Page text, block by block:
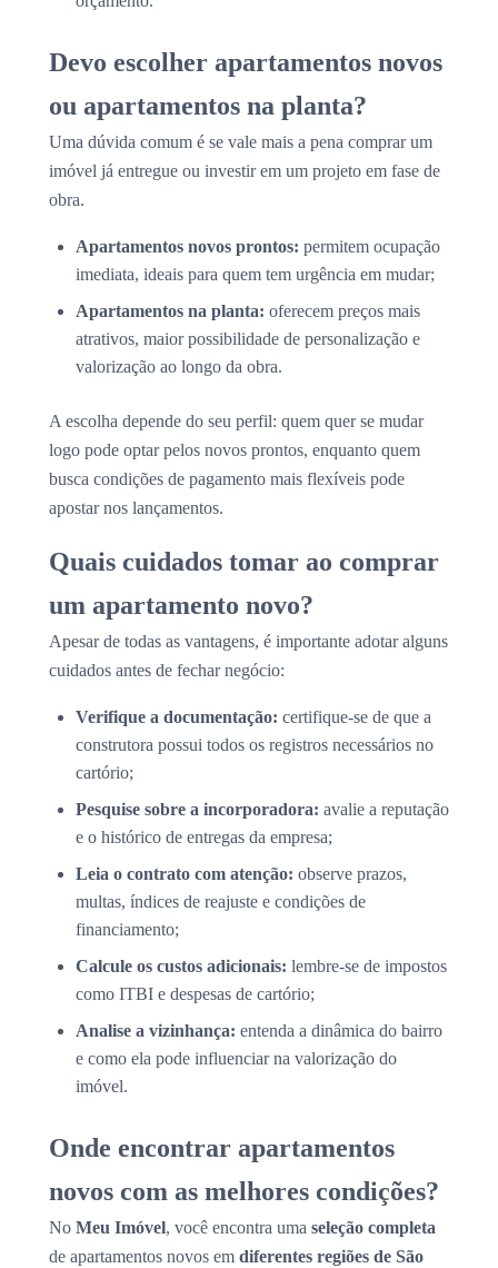
Devo escolher apartamentos novos
ou apartamentos na planta?
Uma dúvida comum é se vale mais a pena comprar um
imóvel já entregue ou investir em um projeto em fase de
obra.
Apartamentos novos prontos: permitem ocupação
imediata, ideais para quem tem urgência em mudar;
Apartamentos na planta: oferecem preços mais
atrativos, maior possibilidade de personalização e
valorização ao longo da obra.
A escolha depende do seu perfil: quem quer se mudar
logo pode optar pelos novos prontos, enquanto quem
busca condições de pagamento mais flexíveis pode
apostar nos lançamentos.
Quais cuidados tomar ao comprar
um apartamento novo?
Apesar de todas as vantagens, é importante adotar alguns
cuidados antes de fechar negócio:
Verifique a documentação: certifique-se de que a
construtora possui todos os registros necessários no
cartório;
Pesquise sobre a incorporadora: avalie a reputação
e o histórico de entregas da empresa;
Leia o contrato com atenção: observe prazos,
multas, índices de reajuste e condições de
financiamento;
Calcule os custos adicionais: lembre-se de impostos
como ITBI e despesas de cartório;
Analise a vizinhança: entenda a dinâmica do bairro
e como ela pode influenciar na valorização do
imóvel.
Onde encontrar apartamentos
novos com as melhores condições?
No Meu Imóvel, você encontra uma seleção completa
de apartamentos novos em diferentes regiões de São